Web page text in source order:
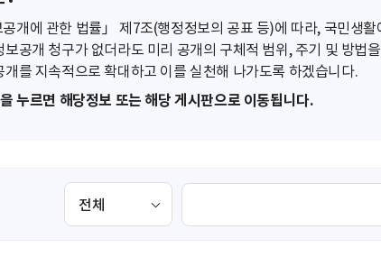
공개에 관한 법률」 제7조(행정정보의 공표 등)에 따라, 국민생
보공개 청구가 없더라도 미리 공개의 구체적 범위, 주기 및 방
개를 지속적으로 확대하고 이를 실천해 나가도록 하겠습니다.
누르면 해당정보 또는 해당 게시판으로 이동됩니다.
검